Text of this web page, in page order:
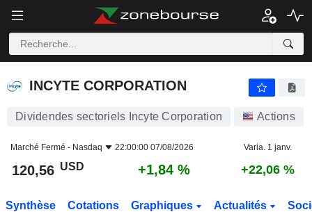
INCYTE CORPORATION
INCYTE CORPORATION
Dividendes sectoriels Incyte Corporation Actions
Marché Fermé - Nasdaq 22:00:00 07/08/2026 Varia. 1 janv.
120,56 USD +1,84 % +22,06 %
Synthèse Cotations Graphiques Actualités